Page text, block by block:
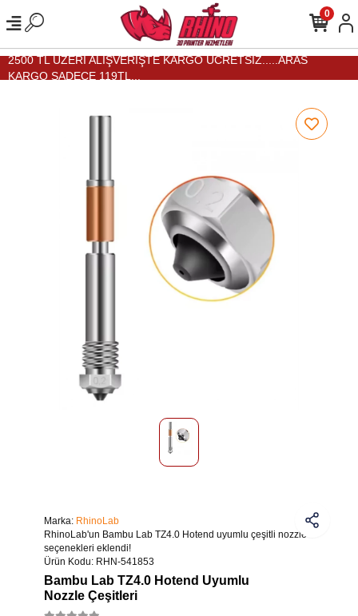
2500 TL ÜZERİ ALIŞVERİŞTE KARGO ÜCRETSİZ.....ARAS
KARGO SADECE 119TL...
0
Marka: RhinoLab
RhinoLab'un Bambu Lab TZ4.0 Hotend uyumlu çeşitli nozzle
seçenekleri eklendi!
Ürün Kodu: RHN-541853
Bambu Lab TZ4.0 Hotend Uyumlu
Nozzle Çeşitleri